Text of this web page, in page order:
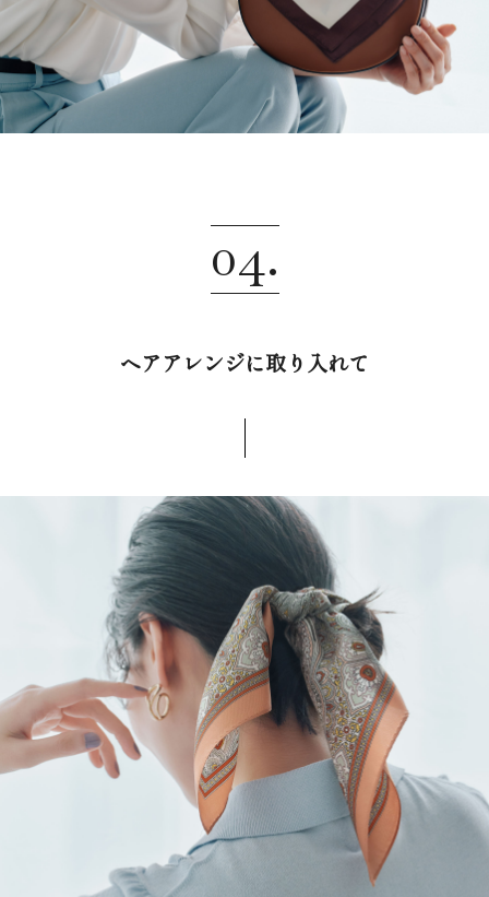
04.
ヘアアレンジに取り入れて